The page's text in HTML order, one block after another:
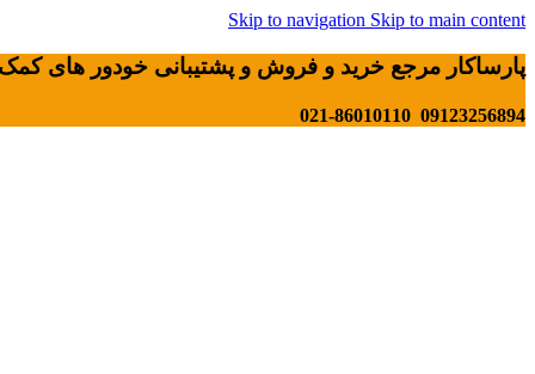
Skip to navigation Skip to main content
پارساکار مرجع خرید و فروش و پشتیبانی خودور های کمک
09123256894 021-86010110